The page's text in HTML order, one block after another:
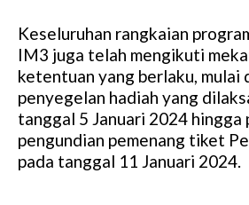
Keseluruhan rangkaian
IM3 juga telah mengikuti
ketentuan yang berlaku, mulai
penyegelan hadiah yang
tanggal 5 Januari 2024 hingga
pengundian pemenang tiket
pada tanggal 11 Januari 2024.